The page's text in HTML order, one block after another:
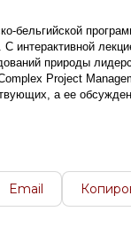
бельгийской
интерактивной
природы
Project
а ее
Email